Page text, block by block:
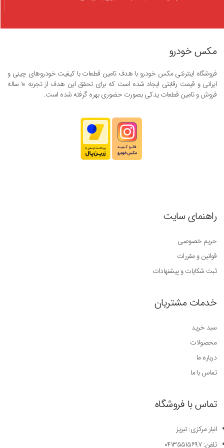
مکس خودرو
فروشگاه اینترنتی مکس خودرو با هدف تامین قطعات با کیفیت خودروهای چینی و
ایرانی و قیمت رقابتی ایجاد شده است که برای تحقق این هدف از تجربه ۱۰ ساله
فروش و تامین قطعات یدکی بصورت حضوری بهره گرفته شده است.
راهنمای سایت
حریم خصوصی
قوانین و مقررات
ثبت شکایات و پیشنهادات
خدمات مشتریان
سبد خرید
محصولات
درباره ما
تماس با ما
تماس با فروشگاه
انبار مرکزی: تبریز
تلفن: ۰۴۱۳۵۵۱۵۶۹۷